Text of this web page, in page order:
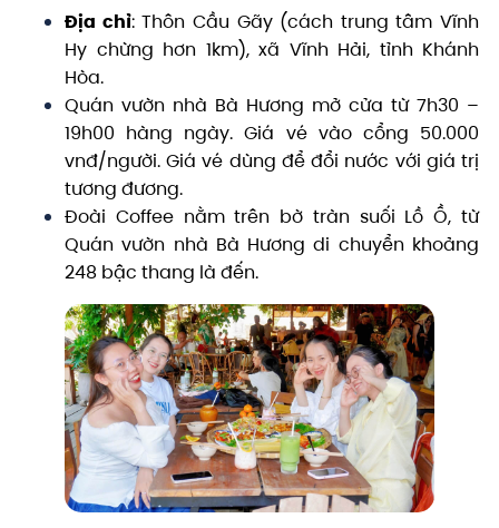
Địa chỉ: Thôn Cầu Gãy (cách trung tâm Vĩnh
Hy chừng hơn 1km), xã Vĩnh Hải, tỉnh Khánh
Hòa.
Quán vườn nhà Bà Hương mở cửa từ 7h30 –
19h00 hàng ngày. Giá vé vào cổng 50.000
vnđ/người. Giá vé dùng để đổi nước với giá trị
tương đương.
Đoài Coffee nằm trên bờ tràn suối Lồ Ồ, từ
Quán vườn nhà Bà Hương di chuyển khoảng
248 bậc thang là đến.